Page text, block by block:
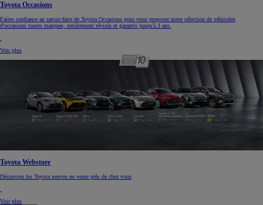
Toyota Occasions
Faites confiance au savoir-faire de Toyota Occasions pour vous proposer notre sélection de véhicules
d'occasions toutes marques, entièrement révisés et garantis jusqu'à 3 ans.
Voir plus
Toyota Webstore
Découvrez les Toyota neuves en vente près de chez vous
Voir plus